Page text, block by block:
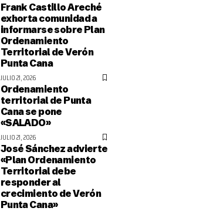
Frank Castillo Areché
exhorta comunidad a
informarse sobre Plan
Ordenamiento
Territorial de Verón
Punta Cana
JULIO 21, 2026
Ordenamiento
territorial de Punta
Cana se pone
«SALADO»
JULIO 21, 2026
José Sánchez advierte
«Plan Ordenamiento
Territorial debe
responder al
crecimiento de Verón
Punta Cana»